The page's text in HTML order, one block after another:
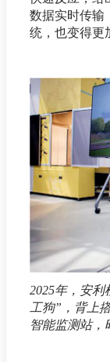
数据实时传输
统，也变得更
2025年，安
工狗”，背上
智能监测站，